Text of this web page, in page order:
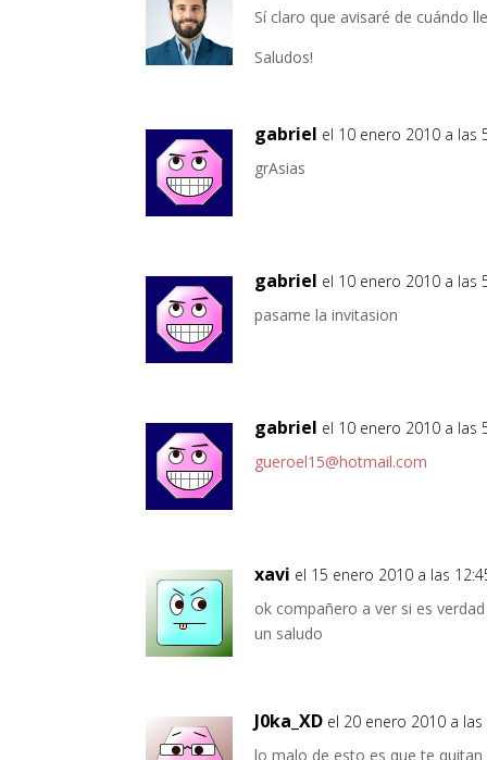
Sí claro que avisaré de cuándo
Saludos!
gabriel el 10 enero 2010 a las
grAsias
gabriel el 10 enero 2010 a las
pasame la invitasion
gabriel el 10 enero 2010 a las
gueroel15@hotmail.com
xavi el 15 enero 2010 a las
ok compañero a ver si es
un saludo
J0ka_XD el 20 enero 2010 a las
lo malo de esto es que te